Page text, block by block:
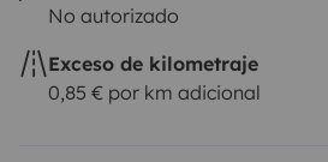
No autorizado
Exceso de kilometraje
0,85 € por km adicional